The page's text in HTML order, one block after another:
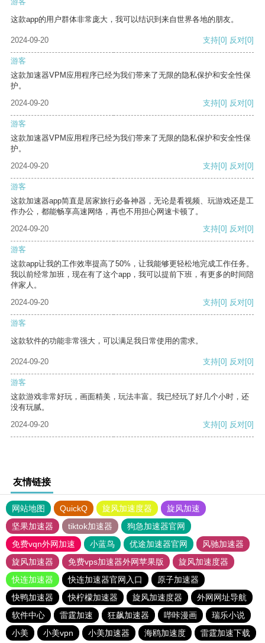
这款app的用户群体非常庞大，我可以结识到来自世界各地的朋友。
2024-09-20 支持[0] 反对[0]
游客
这款加速器VPM应用程序已经为我们带来了无限的隐私保护和安全性保
护。
2024-09-20
支持[0] 反对[0]
游客
这款加速器VPM应用程序已经为我们带来了无限的隐私保护和安全性保
护。
2024-09-20
支持[0] 反对[0]
游客
这款加速器app简直是居家旅行必备神器，无论是看视频、玩游戏还是工
作办公，都能畅享高速网络，再也不用担心网速卡顿了。
2024-09-20
支持[0] 反对[0]
游客
这款app让我的工作效率提高了50%，让我能够更轻松地完成工作任务。
我以前经常加班，现在有了这个app，我可以提前下班，有更多的时间陪
伴家人。
2024-09-20
支持[0] 反对[0]
游客
这款软件的功能非常强大，可以满足我日常使用的需求。
2024-09-20 支持[0] 反对[0]
游客
这款游戏非常好玩，画面精美，玩法丰富。我已经玩了好几个小时，还
没有玩腻。
2024-09-20
支持[0] 反对[0]
友情链接
网站地图 QuickQ 旋风加速度器
旋风加速
坚果加速器
tiktok加速器
狗急加速器官网
免费vqn外网加速
小蓝鸟 优途加速器官网
风驰加速器
旋风加速器
免费vps加速器外网苹果版
旋风加速度器
快连加速器
快连加速器官网入口
原子加速器
快鸭加速器
快柠檬加速器 旋风加速度器
外网网址导航
软件中心
雷霆加速 狂飙加速器 哔咔漫画
瑞乐小说
小美
小美vpn 小美加速器 海鸥加速度 雷霆加速下载